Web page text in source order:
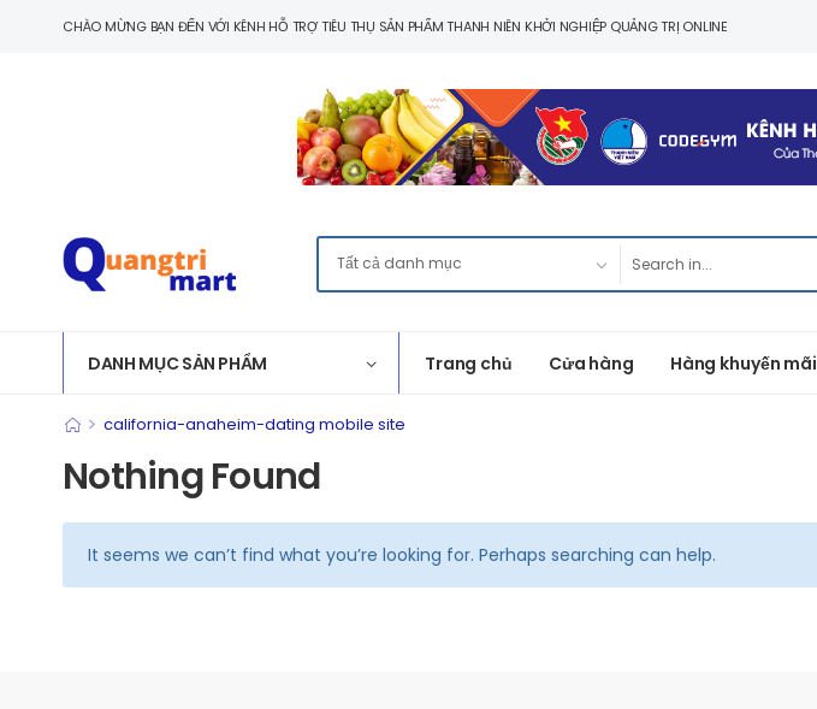
CHÀO MỪNG BẠN ĐẾN VỚI KÊNH HỖ TRỢ TIÊU THỤ SẢN PHẨM THANH NIÊN KHỞI NGHIỆP QUẢNG TRỊ ONLINE
DANH MỤC SẢN PHẨM Trang chủ Cửa hàng Hàng khuyến mãi
> california-anaheim-dating mobile site
Nothing Found
It seems we can’t find what you’re looking for. Perhaps searching can help.